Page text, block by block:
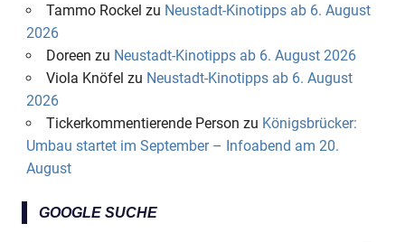
Tammo Rockel zu Neustadt-Kinotipps ab 6. August
2026
Doreen zu Neustadt-Kinotipps ab 6. August 2026
Viola Knöfel zu Neustadt-Kinotipps ab 6. August
2026
Tickerkommentierende Person zu Königsbrücker:
Umbau startet im September – Infoabend am 20.
August
GOOGLE SUCHE